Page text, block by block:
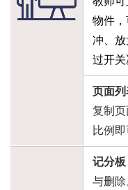
物件
冲、
过开关
页面列
复制
比例即
记分板
与删除